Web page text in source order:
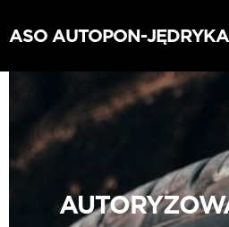
doASO AUTOPON-